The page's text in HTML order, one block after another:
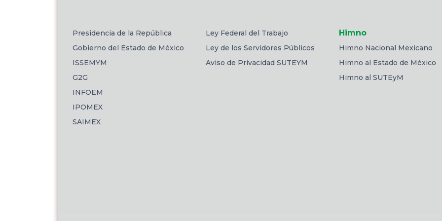
Presidencia de la República
Gobierno del Estado de México
ISSEMYM
G2G
INFOEM
IPOMEX
SAIMEX
Ley Federal del Trabajo
Ley de los Servidores Públicos
Aviso de Privacidad SUTEYM
Himno
Himno Nacional Mexicano
Himno al Estado de México
Himno al SUTEyM